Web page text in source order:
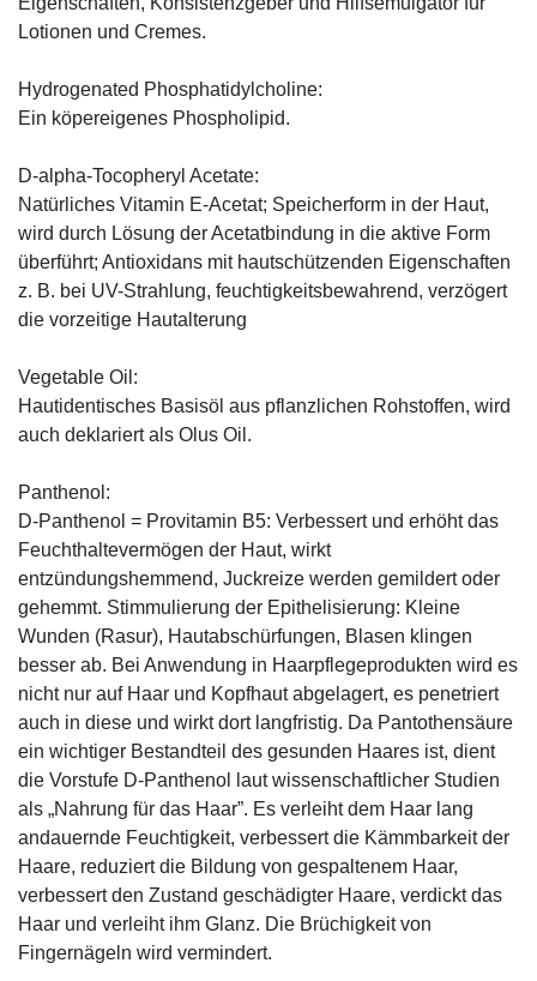
Lotionen und Cremes.
Hydrogenated Phosphatidylcholine:
Ein köpereigenes Phospholipid.
D-alpha-Tocopheryl Acetate:
Natürliches Vitamin E-Acetat; Speicherform in der Haut,
wird durch Lösung der Acetatbindung in die aktive Form
überführt; Antioxidans mit hautschützenden Eigenschaften
z. B. bei UV-Strahlung, feuchtigkeitsbewahrend, verzögert
die vorzeitige Hautalterung
Vegetable Oil:
Hautidentisches Basisöl aus pflanzlichen Rohstoffen, wird
auch deklariert als Olus Oil.
Panthenol:
D-Panthenol = Provitamin B5: Verbessert und erhöht das
Feuchthaltevermögen der Haut, wirkt
entzündungshemmend, Juckreize werden gemildert oder
gehemmt. Stimmulierung der Epithelisierung: Kleine
Wunden (Rasur), Hautabschürfungen, Blasen klingen
besser ab. Bei Anwendung in Haarpflegeprodukten wird es
nicht nur auf Haar und Kopfhaut abgelagert, es penetriert
auch in diese und wirkt dort langfristig. Da Pantothensäure
ein wichtiger Bestandteil des gesunden Haares ist, dient
die Vorstufe D-Panthenol laut wissenschaftlicher Studien
als „Nahrung für das Haar”. Es verleiht dem Haar lang
andauernde Feuchtigkeit, verbessert die Kämmbarkeit der
Haare, reduziert die Bildung von gespaltenem Haar,
verbessert den Zustand geschädigter Haare, verdickt das
Haar und verleiht ihm Glanz. Die Brüchigkeit von
Fingernägeln wird vermindert.